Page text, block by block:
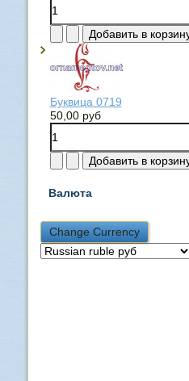
Буквица 0719
50,00 руб
Валюта